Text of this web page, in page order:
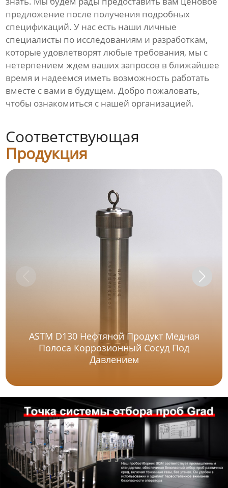
предложение после получения подробных
спецификаций. У нас есть наши личные
специалисты по исследованиям и разработкам,
которые удовлетворят любые требования, мы с
нетерпением ждем ваших запросов в ближайшее
время и надеемся иметь возможность работать
вместе с вами в будущем. Добро пожаловать,
чтобы ознакомиться с нашей организацией.
Соответствующая
Продукция
ASTM D130 Нефтяной Продукт Медная
Полоса Коррозионный Сосуд Под
Давлением